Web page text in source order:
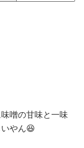
噌の甘味と一味
やん😆